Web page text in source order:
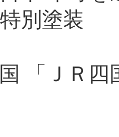
別塗装
「ＪＲ